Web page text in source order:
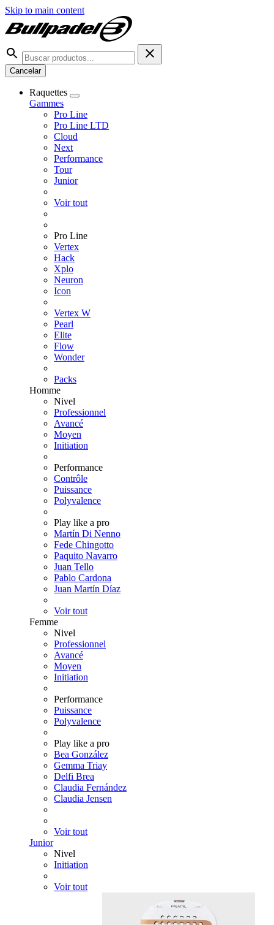
Skip to main content
Cancelar
Raquettes
Gammes
Pro Line
Pro Line LTD
Cloud
Next
Performance
Tour
Junior
Voir tout
Pro Line
Vertex
Hack
Xplo
Neuron
Icon
Vertex W
Pearl
Elite
Flow
Wonder
Packs
Homme
Nivel
Professionnel
Avancé
Moyen
Initiation
Performance
Contrôle
Puissance
Polyvalence
Play like a pro
Martín Di Nenno
Fede Chingotto
Paquito Navarro
Juan Tello
Pablo Cardona
Juan Martín Díaz
Voir tout
Femme
Nivel
Professionnel
Avancé
Moyen
Initiation
Performance
Puissance
Polyvalence
Play like a pro
Bea González
Gemma Triay
Delfi Brea
Claudia Fernández
Claudia Jensen
Voir tout
Junior
Nivel
Initiation
Voir tout